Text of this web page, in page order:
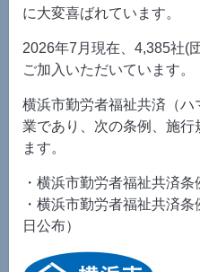
に大変喜ばれています。
2026年7月現在、 4,385社(
ご加入いただいています。
横浜市勤労者福祉共済（
業であり、次の条例、施
ます。
・横浜市勤労者福祉共済
・横浜市勤労者福祉共済
日公布）